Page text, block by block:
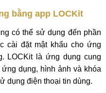
bằng app LOCKit
có thể sử dụng đến phần
cài đặt mật khẩu cho ứng
LOCKit là ứng dụng cung
dụng, hình ảnh và khóa
dụng điện thoại tin dùng.